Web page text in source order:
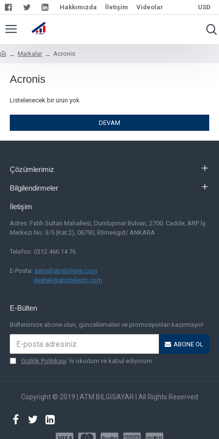
Hakkımızda İletişim Videolar USD
Markalar Acronis
Acronis
Listelenecek bir ürün yok
DEVAM
Çözümlerimiz
Bilgilendirmeler
İletişim
Adres: Fatih Sultan Mahallesi, Dumlupınar Bulvarı, 2700. Cadde, ARP İş
Merkezi No: 3/5 (Kat:2), 06790, Etimesgut/ ANKARA
Telefon: 0312 466 14 76
E-Posta: satis@atmbilisim.com
destek@atmbilisim.com
E-Bülten
Bültenimize abone olun, güncellemeleri ve promosyonları kaçırmayın!
ABONE OL
Gizlilik Politikası 'ni okudum ve kabul ediyorum.
Copyright © 2019 | ATM BİLGİSAYAR | All Rights Reserved